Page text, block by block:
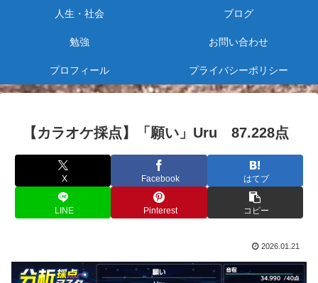
人生・社会 ブログ
勉強 お問い合わせ
プロフィール プライバシーポリシー
【カラオケ採点】「願い」Uru 87.228点
X Facebook はてブ
LINE Pinterest コピー
2026.01.21